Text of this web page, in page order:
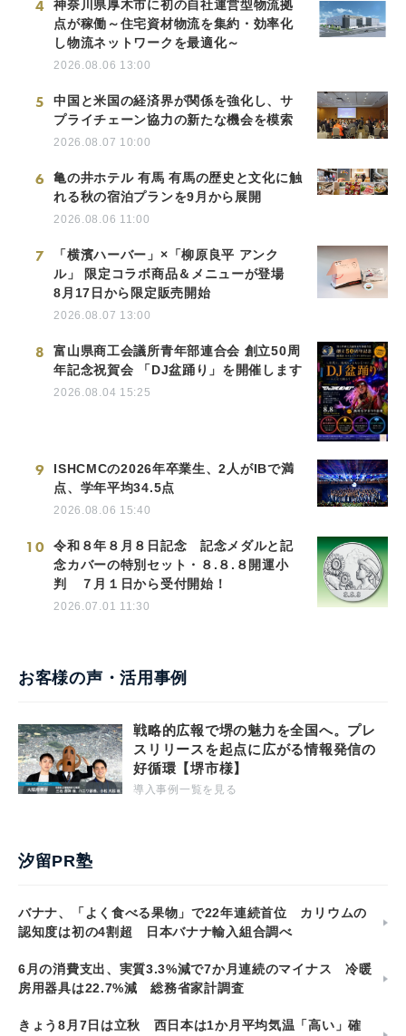
4
神奈川県厚木市に初の自社運営型物流拠
点が稼働～住宅資材物流を集約・効率化
し物流ネットワークを最適化～
2026.08.06 13:00
5
中国と米国の経済界が関係を強化し、サ
プライチェーン協力の新たな機会を模索
2026.08.07 10:00
6
亀の井ホテル 有馬 有馬の歴史と文化に触
れる秋の宿泊プランを9月から展開
2026.08.06 11:00
7
「横濱ハーバー」×「柳原良平 アンク
ル」 限定コラボ商品＆メニューが登場
8月17日から限定販売開始
2026.08.07 13:00
8
富山県商工会議所青年部連合会 創立50周
年記念祝賀会 「DJ盆踊り」を開催します
2026.08.04 15:25
9
ISHCMCの2026年卒業生、2人がIBで満
点、学年平均34.5点
2026.08.06 15:40
10
令和８年８月８日記念 記念メダルと記
念カバーの特別セット・８.８.８開運小
判 ７月１日から受付開始！
2026.07.01 11:30
お客様の声・活用事例
戦略的広報で堺の魅力を全国へ。プレ
スリリースを起点に広がる情報発信の
好循環【堺市様】
導入事例一覧を見る
汐留PR塾
バナナ、「よく食べる果物」で22年連続首位 カリウムの
認知度は初の4割超 日本バナナ輸入組合調べ
6月の消費支出、実質3.3%減で7か月連続のマイナス 冷暖
房用器具は22.7%減 総務省家計調査
きょう8月7日は立秋 西日本は1か月平均気温「高い」確